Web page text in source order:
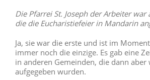
Die Pfarrei St. Joseph der Arbeiter war
die die Eucharistiefeier in Mandarin
Ja, sie war die erste und ist im
immer noch die einzige. Es gab eine
in anderen Gemeinden, die dann aber
aufgegeben wurden.